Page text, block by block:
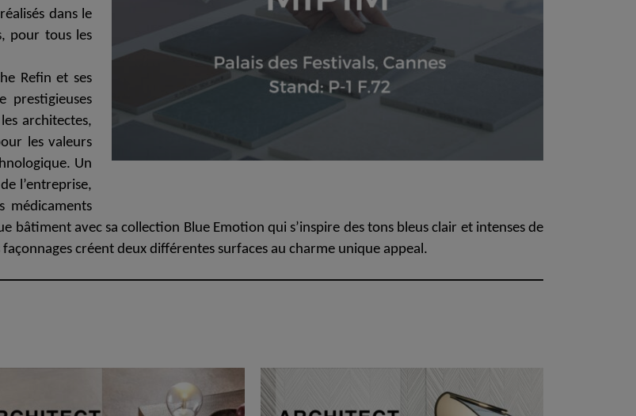
Iconic Design
Cersaie 2026 avec des solutions
et des propositions de design
de l’architecture. Nous vous
!
Venez découvrir nos collections à Architect at Work à Prague, en
République tchèque. Rendez-nous visite au stand 49 les 17 et 18
Architect at Work –
Varsovie 2026
Bruxelles 2026
dans le
pour tous les
Refin et ses
prestigieuses
architectes,
les valeurs
Un
l’entreprise,
médicaments
bâtimentavec sa collection Blue Emotion qui s’inspire des tons bleus clair et intenses de
créent deux différentes surfaces au charme unique appeal.